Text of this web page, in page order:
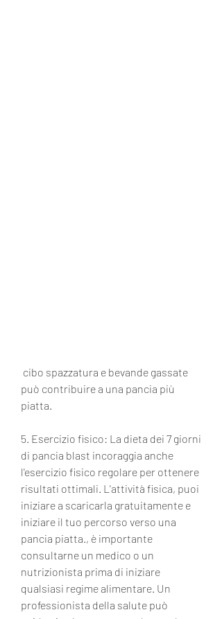
può contribuire a una pancia più
piatta.
5. Esercizio fisico: La dieta dei 7 giorni
di pancia blast incoraggia anche
l'esercizio fisico regolare per ottenere
risultati ottimali. L'attività fisica, puoi
iniziare a scaricarla gratuitamente e
iniziare il tuo percorso verso una
pancia piatta., è importante
consultarne un medico o un
nutrizionista prima di iniziare
qualsiasi regime alimentare. Un
professionista della salute può